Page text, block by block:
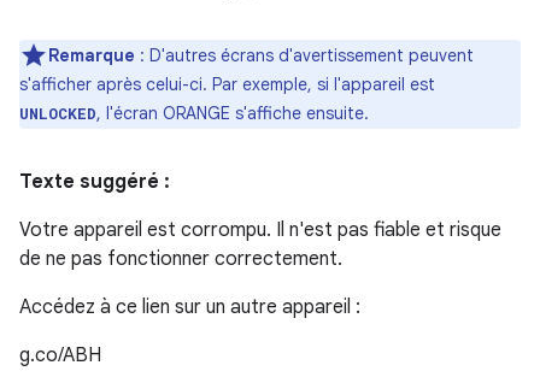
Remarque : D'autres écrans d'avertissement peuvent
s'afficher après celui-ci. Par exemple, si l'appareil est
UNLOCKED, l'écran ORANGE s'affiche ensuite.
Texte suggéré :
Votre appareil est corrompu. Il n'est pas fiable et risque
de ne pas fonctionner correctement.
Accédez à ce lien sur un autre appareil :
g.co/ABH